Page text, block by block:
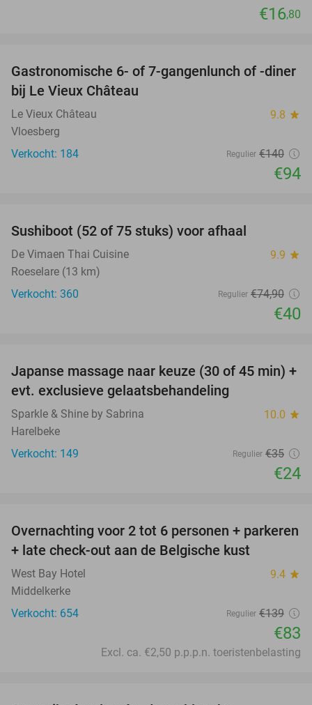
€16,80
33%
Gastronomische 6- of 7-gangenlunch of -diner
bij Le Vieux Château
Le Vieux Château 9.8 star
Vloesberg
Verkocht: 184
Regulier €140
€94
Sushiboot (52 of 75 stuks) voor afhaal
De Vimaen Thai Cuisine 9.9 star
Roeselare (13 km)
Verkocht: 360
Regulier €74,90
€40
31%
Japanse massage naar keuze (30 of 45 min) +
evt. exclusieve gelaatsbehandeling
Sparkle & Shine by Sabrina 10.0 star
Harelbeke
Verkocht: 149
Regulier €35
€24
40%
Overnachting voor 2 tot 6 personen + parkeren
+ late check-out aan de Belgische kust
West Bay Hotel 9.4 star
Middelkerke
Verkocht: 654
Regulier €139
€83
Excl. ca. €2,50 p.p.p.n. toeristenbelasting